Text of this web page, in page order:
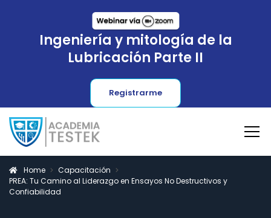
Ingeniería y mitología de la
Lubricación Parte II
Registrarme
Home
Capacitación
PREA: Tu Camino al Liderazgo en Ensayos No Destructivos y
Confiabilidad